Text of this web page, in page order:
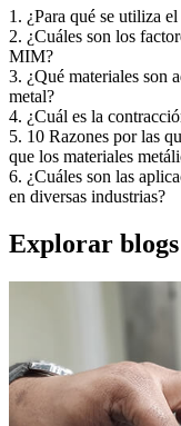
1. ¿Para qué se utiliza
2. ¿Cuáles son los
MIM?
3. ¿Qué materiales son
metal?
4. ¿Cuál es la
5. 10 Razones por las
que los materiales
6. ¿Cuáles son las
en diversas industrias?
Explorar